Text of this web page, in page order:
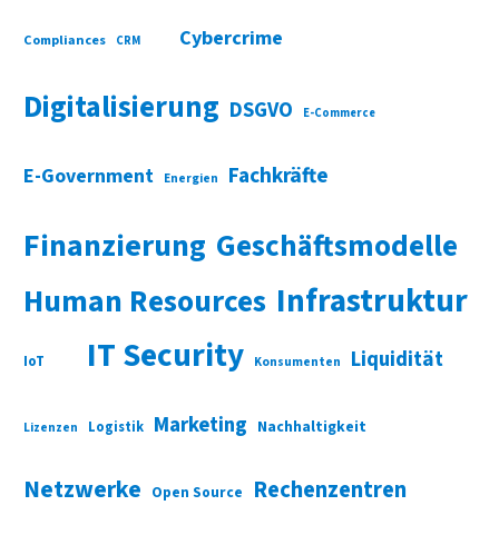
Compliances CRM Cybercrime
Digitalisierung DSGVO E-Commerce
E-Government Energien Fachkräfte
Finanzierung Geschäftsmodelle
Human Resources Infrastruktur
IoT IT Security Konsumenten Liquidität
Lizenzen Logistik Marketing Nachhaltigkeit
Netzwerke Open Source Rechenzentren